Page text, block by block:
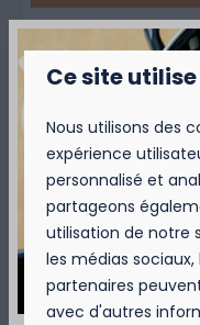
Over de
Over de
Ce site
Nous utilisons des
expérience
personnalisé et
partageons
utilisation de notre
les médias
partenaires
avec d'autres